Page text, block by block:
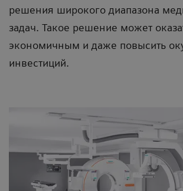
решения широкого диапазона
задач. Такое решение может
экономичным и даже повысить
инвестиций.